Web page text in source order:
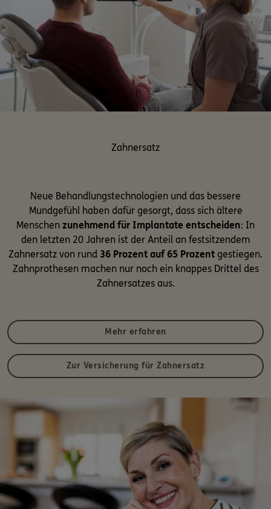
Zahnersatz
Neue Behandlungstechnologien und das bessere
Mundgefühl haben dafür gesorgt, dass sich ältere
Menschen zunehmend für Implantate entscheiden: In
den letzten 20 Jahren ist der Anteil an festsitzendem
Zahnersatz von rund 36 Prozent auf 65 Prozent gestiegen.
Zahnprothesen machen nur noch ein knappes Drittel des
Zahnersatzes aus.
Mehr erfahren
Zur Versicherung für Zahnersatz